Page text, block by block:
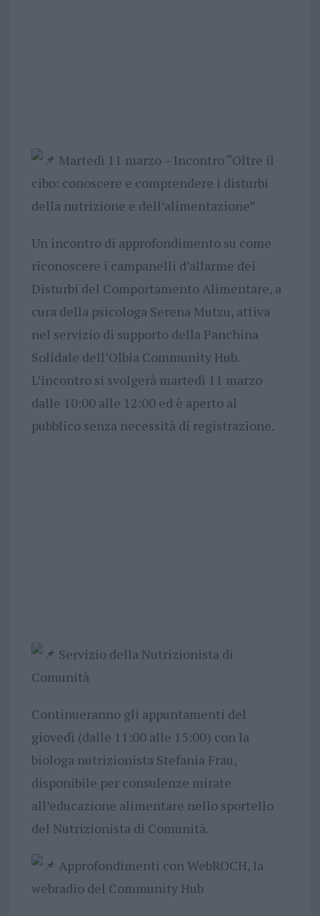
Martedì 11 marzo – Incontro “Oltre il
cibo: conoscere e comprendere i disturbi
della nutrizione e dell’alimentazione”
Un incontro di approfondimento su come
riconoscere i campanelli d’allarme dei
Disturbi del Comportamento Alimentare, a
cura della psicologa Serena Mutzu, attiva
nel servizio di supporto della Panchina
Solidale dell’Olbia Community Hub.
L’incontro si svolgerà martedì 11 marzo
dalle 10:00 alle 12:00 ed è aperto al
pubblico senza necessità di registrazione.
Servizio della Nutrizionista di
Comunità
Continueranno gli appuntamenti del
giovedì (dalle 11:00 alle 15:00) con la
biologa nutrizionista Stefania Frau,
disponibile per consulenze mirate
all’educazione alimentare nello sportello
del Nutrizionista di Comunità.
Approfondimenti con WebROCH, la
webradio del Community Hub